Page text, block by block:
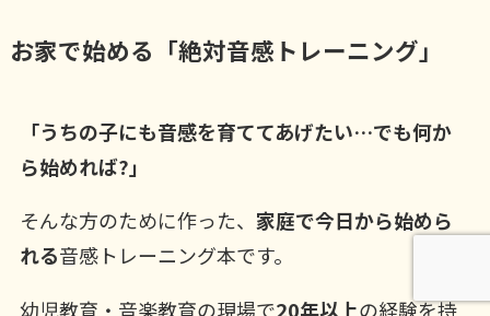
お家で始める「絶対音感トレーニング」
「うちの子にも音感を育ててあげたい…でも何か
ら始めれば?」
そんな方のために作った、 家庭で今日から始めら
れる音感トレーニング本です。
幼児教育・音楽教育の現場で20年以上の経験を持